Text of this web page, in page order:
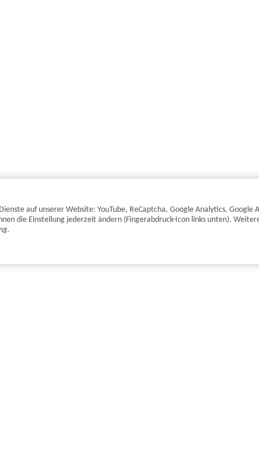
auf unserer Website: YouTube, ReCaptcha, Google Analytics, Google
die Einstellung jederzeit ändern (Fingerabdruck-Icon links unten).
.